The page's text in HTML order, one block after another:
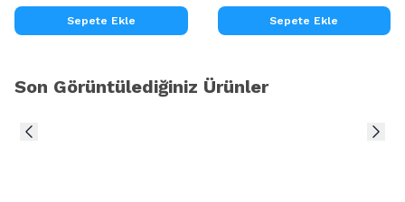
Sepete Ekle Sepete Ekle
Son Görüntülediğiniz Ürünler